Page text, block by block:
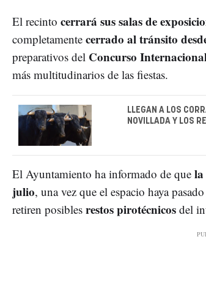
El recinto cerrará sus salas de
completamente cerrado al tránsito
preparativos del Concurso
más multitudinarios de las fiestas.
LLEGAN A LOS
NOVILLADA Y LOS
El Ayuntamiento ha informado de que la
julio, una vez que el espacio haya
retiren posibles restos pirotécnicosdel